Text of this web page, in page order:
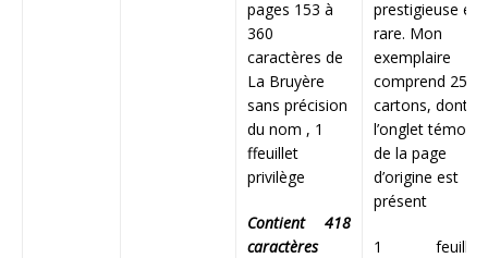
pages 153 à
360
caractères de
La Bruyère
sans précision
du nom , 1
ffeuillet
privilège
Contient 418
caractères
prestigieuse et
rare. Mon
exemplaire
comprend 25
cartons, dont
l’onglet témoin
de la page
d’origine est
présent
1 feuillet